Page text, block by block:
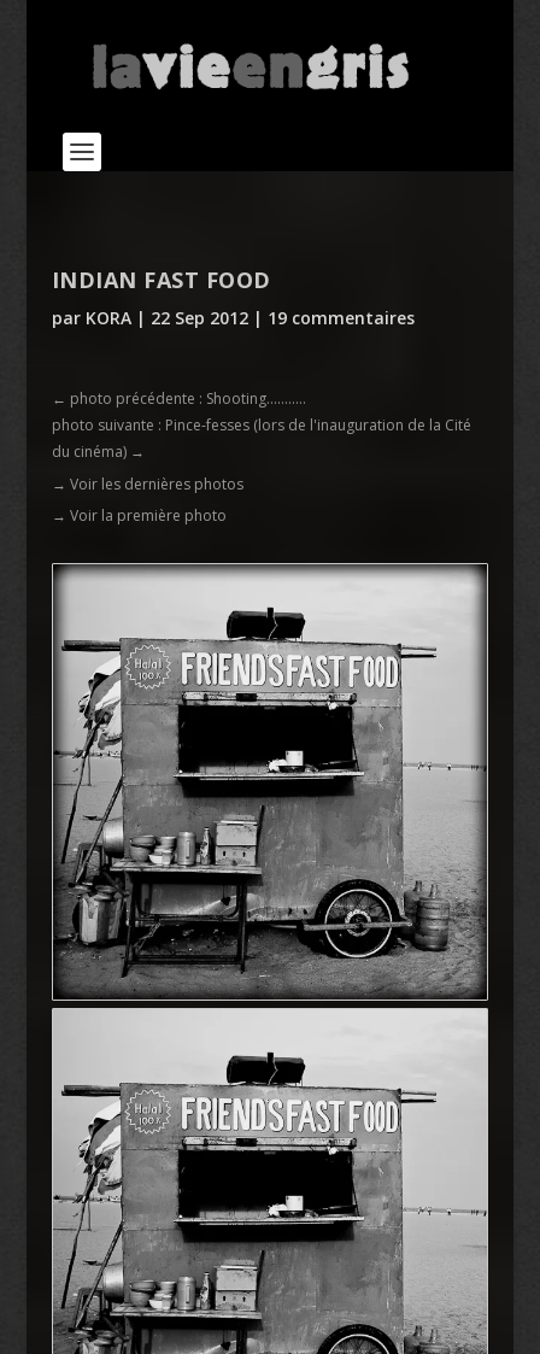
INDIAN FAST FOOD
par KORA| 22 Sep 2012| 19 commentaires
← photo précédente : Shooting...........
photo suivante : Pince-fesses (lors de l'inauguration de la Cité
du cinéma)→
→ Voir les dernières photos
→ Voir la première photo